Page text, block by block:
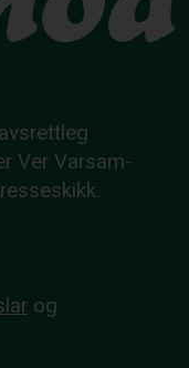
Ver Varsam-
og